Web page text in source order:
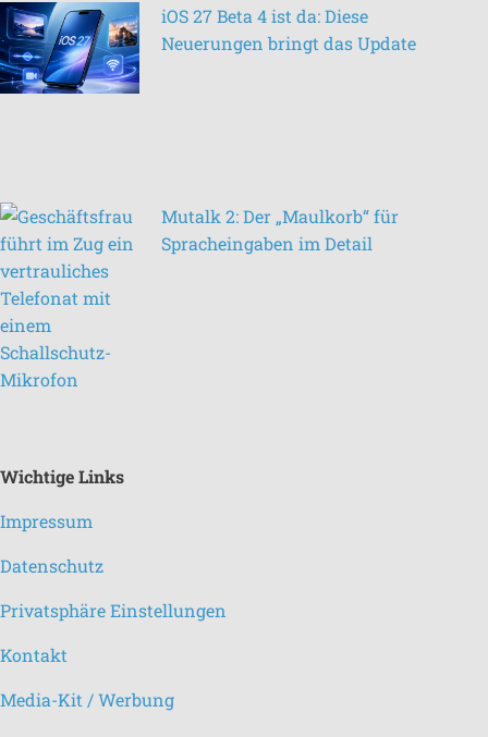
iOS 27 Beta 4 ist da: Diese
Neuerungen bringt das Update
Mutalk 2: Der „Maulkorb“ für
Spracheingaben im Detail
Wichtige Links
Impressum
Datenschutz
Privatsphäre Einstellungen
Kontakt
Media-Kit / Werbung